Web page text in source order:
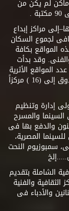
لم يكن من
.
مراكز إبداع
لجموع السكان
المواقع بكافة
وقد بدأت
عدد المواقع الأثرية
التى تم تحويلها إلى مراكز إبداع فنى تابعة للصندوق إلى (16 ) مركزاً
إدارة وتنظيم
السينما والمسرح
والدفع بها فى
المصرية،
سمبوزيوم النحت
الشاملة بتقديم
والفنية
والأدباء فى